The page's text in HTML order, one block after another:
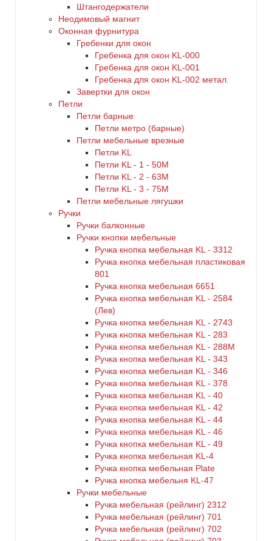
Штангодержатели
Неодимовый магнит
Оконная фурнитура
Гребенки для окон
Гребенка для окон KL-000
Гребенка для окон KL-001
Гребенка для окон KL-002 метал.
Завертки для окон
Петли
Петли барные
Петли метро (барные)
Петли мебельные врезные
Петли KL
Петли KL - 1 - 50M
Петли KL - 2 - 63M
Петли KL - 3 - 75M
Петли мебельные лягушки
Ручки
Ручки балконные
Ручки кнопки мебельные
Ручка кнопка мебельная KL - 3312
Ручка кнопка мебельная пластиковая
801
Ручка кнопка мебельная 6651
Ручка кнопка мебельная KL - 2584
(Лев)
Ручка кнопка мебельная KL - 2743
Ручка кнопка мебельная KL - 283
Ручка кнопка мебельная KL - 288M
Ручка кнопка мебельная KL - 343
Ручка кнопка мебельная KL - 346
Ручка кнопка мебельная KL - 378
Ручка кнопка мебельная KL - 40
Ручка кнопка мебельная KL - 42
Ручка кнопка мебельная KL - 44
Ручка кнопка мебельная KL - 46
Ручка кнопка мебельная KL - 49
Ручка кнопка мебельная KL-4
Ручка кнопка мебельная Plate
Ручка кнопка мебельня KL-47
Ручки мебельные
Ручка мебельная (рейлинг) 2312
Ручка мебельная (рейлинг) 701
Ручка мебельная (рейлинг) 702